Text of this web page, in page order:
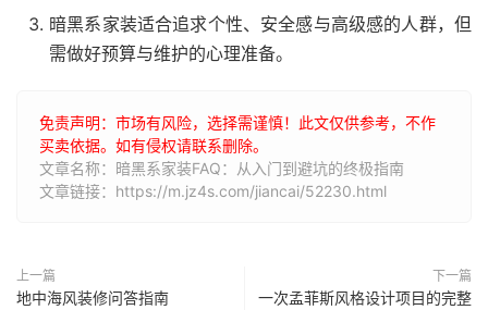
暗黑系家装适合追求个性、安全感与高级感的人群，但
需做好预算与维护的心理准备。
免责声明：市场有风险，选择需谨慎！此文仅供参考，不作
买卖依据。如有侵权请联系删除。
文章名称：暗黑系家装FAQ：从入门到避坑的终极指南
文章链接：https://m.jz4s.com/jiancai/52230.html
上一篇
地中海风装修问答指南
下一篇
一次孟菲斯风格设计项目的完整